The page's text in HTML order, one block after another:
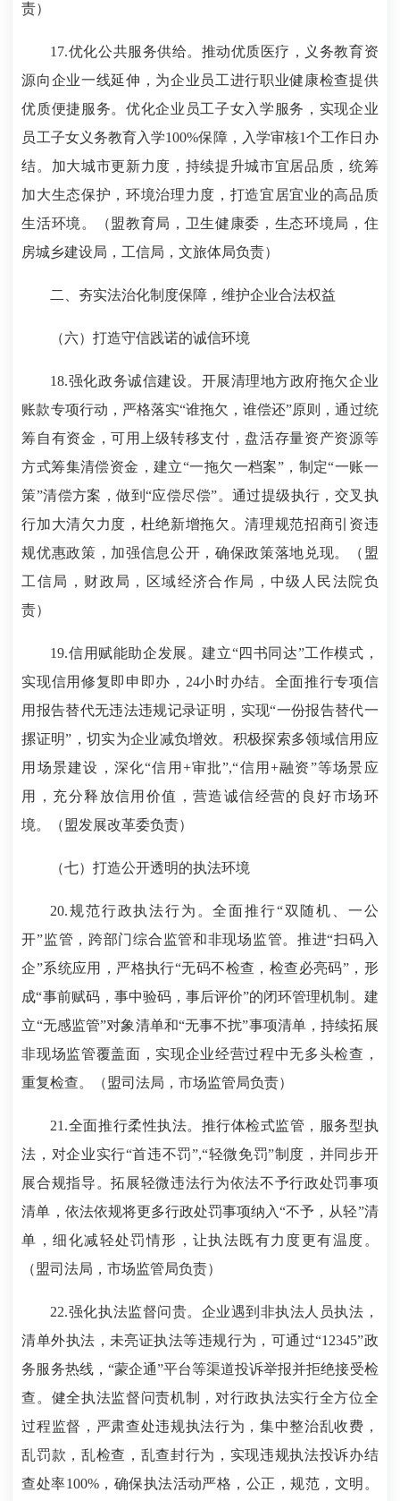
责）
17.优化公共服务供给。推动优质医疗，义务教育资
源向企业一线延伸，为企业员工进行职业健康检查提供
优质便捷服务。优化企业员工子女入学服务，实现企业
员工子女义务教育入学100%保障，入学审核1个工作日办
结。加大城市更新力度，持续提升城市宜居品质，统筹
加大生态保护，环境治理力度，打造宜居宜业的高品质
生活环境。（盟教育局，卫生健康委，生态环境局，住
房城乡建设局，工信局，文旅体局负责）
二、夯实法治化制度保障，维护企业合法权益
（六）打造守信践诺的诚信环境
18.强化政务诚信建设。开展清理地方政府拖欠企业
账款专项行动，严格落实“谁拖欠，谁偿还”原则，通过统
筹自有资金，可用上级转移支付，盘活存量资产资源等
方式筹集清偿资金，建立“一拖欠一档案”，制定“一账一
策”清偿方案，做到“应偿尽偿”。通过提级执行，交叉执
行加大清欠力度，杜绝新增拖欠。清理规范招商引资违
规优惠政策，加强信息公开，确保政策落地兑现。（盟
工信局，财政局，区域经济合作局，中级人民法院负
责）
19.信用赋能助企发展。建立“四书同达”工作模式，
实现信用修复即申即办，24小时办结。全面推行专项信
用报告替代无违法违规记录证明，实现“一份报告替代一
摞证明”，切实为企业减负增效。积极探索多领域信用应
用场景建设，深化“信用+审批”,“信用+融资”等场景应
用，充分释放信用价值，营造诚信经营的良好市场环
境。（盟发展改革委负责）
（七）打造公开透明的执法环境
20.规范行政执法行为。全面推行“双随机、一公
开”监管，跨部门综合监管和非现场监管。推进“扫码入
企”系统应用，严格执行“无码不检查，检查必亮码”，形
成“事前赋码，事中验码，事后评价”的闭环管理机制。建
立“无感监管”对象清单和“无事不扰”事项清单，持续拓展
非现场监管覆盖面，实现企业经营过程中无多头检查，
重复检查。（盟司法局，市场监管局负责）
21.全面推行柔性执法。推行体检式监管，服务型执
法，对企业实行“首违不罚”,“轻微免罚”制度，并同步开
展合规指导。拓展轻微违法行为依法不予行政处罚事项
清单，依法依规将更多行政处罚事项纳入“不予，从轻”清
单，细化减轻处罚情形，让执法既有力度更有温度。
（盟司法局，市场监管局负责）
22.强化执法监督问贵。企业遇到非执法人员执法，
清单外执法，未亮证执法等违规行为，可通过“12345”政
务服务热线，“蒙企通”平台等渠道投诉举报并拒绝接受检
查。健全执法监督问责机制，对行政执法实行全方位全
过程监督，严肃查处违规执法行为，集中整治乱收费，
乱罚款，乱检查，乱查封行为，实现违规执法投诉办结
查处率100%，确保执法活动严格，公正，规范，文明。